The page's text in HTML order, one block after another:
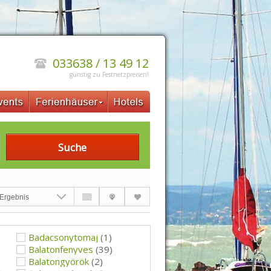
033638 / 13 49 12
günstig zu Festnetzpreisen!
Suche
Badacsonytomaj (1)
Balatonfenyves (39)
Balatongyörök(2)